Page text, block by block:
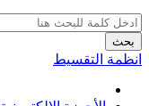
بحث
انظمة التقسيط